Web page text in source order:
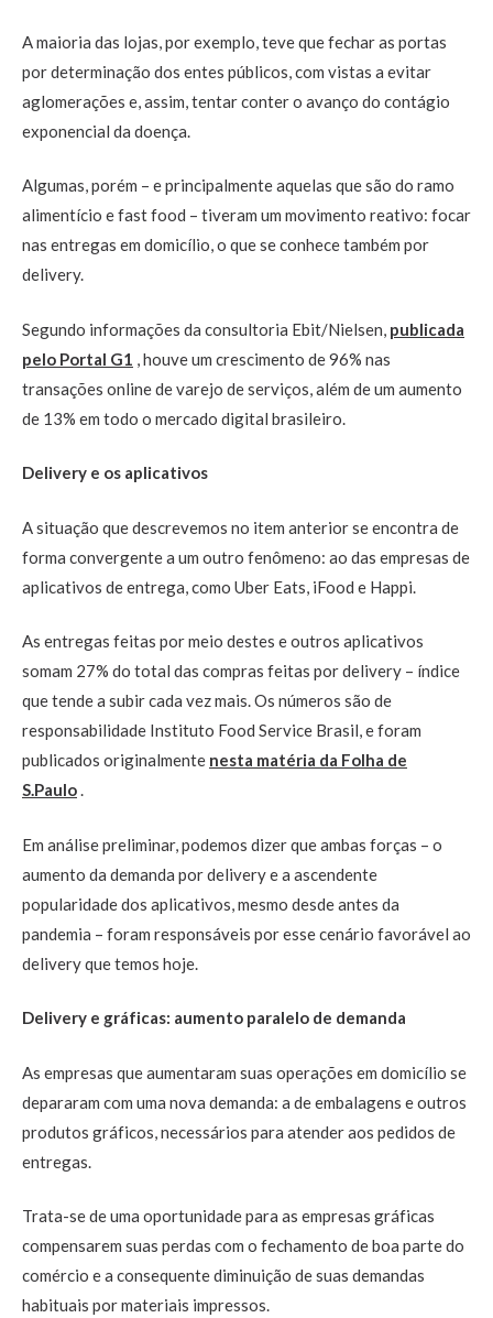
A maioria das lojas, por exemplo, teve que fechar as portas
por determinação dos entes públicos, com vistas a evitar
aglomerações e, assim, tentar conter o avanço do contágio
exponencial da doença.
Algumas, porém – e principalmente aquelas que são do ramo
alimentício e fast food – tiveram um movimento reativo: focar
nas entregas em domicílio, o que se conhece também por
delivery.
Segundo informações da consultoria Ebit/Nielsen, publicada
pelo Portal G1 , houve um crescimento de 96% nas
transações online de varejo de serviços, além de um aumento
de 13% em todo o mercado digital brasileiro.
Delivery e os aplicativos
A situação que descrevemos no item anterior se encontra de
forma convergente a um outro fenômeno: ao das empresas de
aplicativos de entrega, como Uber Eats, iFood e Happi.
As entregas feitas por meio destes e outros aplicativos
somam 27% do total das compras feitas por delivery – índice
que tende a subir cada vez mais. Os números são de
responsabilidade Instituto Food Service Brasil, e foram
publicados originalmente nesta matéria da Folha de
S.Paulo.
Em análise preliminar, podemos dizer que ambas forças – o
aumento da demanda por delivery e a ascendente
popularidade dos aplicativos, mesmo desde antes da
pandemia – foram responsáveis por esse cenário favorável ao
delivery que temos hoje.
Delivery e gráficas: aumento paralelo de demanda
As empresas que aumentaram suas operações em domicílio se
depararam com uma nova demanda: a de embalagens e outros
produtos gráficos, necessários para atender aos pedidos de
entregas.
Trata-se de uma oportunidade para as empresas gráficas
compensarem suas perdas com o fechamento de boa parte do
comércio e a consequente diminuição de suas demandas
habituais por materiais impressos.